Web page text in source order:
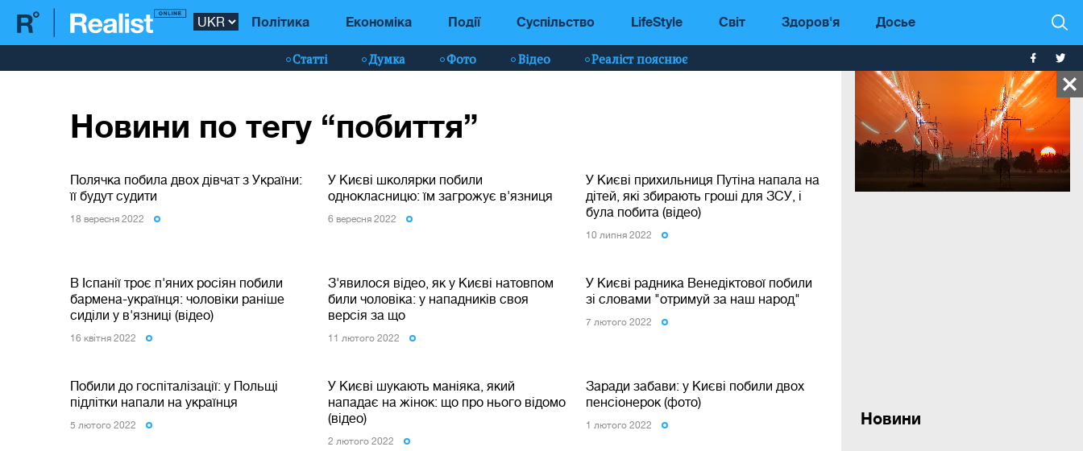
Політика Економіка Події Суспільство LifeStyle Світ Здоров'я Досье
Статті Думка Фото Відео Реаліст пояснює
Новини
Новини по тегу “побиття”
Полячка побила двох дівчат з України:
її будут судити
18 вересня 2022
У Києві школярки побили
однокласницю: їм загрожує в'язниця
6 вересня 2022
У Києві прихильниця Путіна напала на
дітей, які збирають гроші для ЗСУ, і
була побита (відео)
10 липня 2022
В Іспанії троє п'яних росіян побили
бармена-українця: чоловіки раніше
сиділи у в'язниці (відео)
16 квiтня 2022
З'явилося відео, як у Києві натовпом
били чоловіка: у нападників своя
версія за що
11 лютого 2022
У Києві радника Венедiктової побили
зі словами "отримуй за наш народ"
7 лютого 2022
Побили до госпіталізації: у Польщі
підлітки напали на українця
5 лютого 2022
У Києві шукають маніяка, який
нападає на жінок: що про нього відомо
(відео)
2 лютого 2022
Заради забави: у Києві побили двох
пенсіонерок (фото)
1 лютого 2022